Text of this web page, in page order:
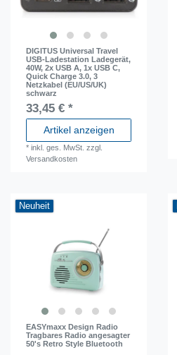
DIGITUS Universal Travel
USB-Ladestation Ladegerät,
40W, 2x USB A, 1x USB C,
Quick Charge 3.0, 3
Netzkabel (EU/US/UK)
schwarz
33,45 € *
Artikel anzeigen
*inkl. ges. MwSt. zzgl.
Versandkosten
Neuheit
EASYmaxx Design Radio
Tragbares Radio angesagter
50's Retro Style Bluetooth